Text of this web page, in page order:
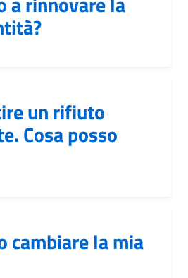
un rifiuto
Cosa posso
cambiare la mia